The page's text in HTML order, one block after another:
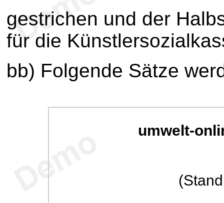
gestrichen und der
für die
bb) Folgende Sätze
umwelt-